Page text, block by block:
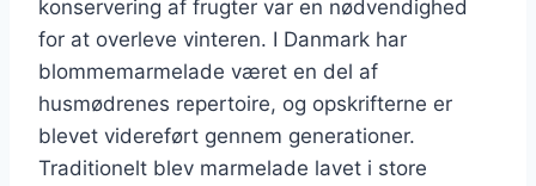
konservering af frugter var en nødvendighed
for at overleve vinteren. I Danmark har
blommemarmelade været en del af
husmødrenes repertoire, og opskrifterne er
blevet videreført gennem generationer.
Traditionelt blev marmelade lavet i store